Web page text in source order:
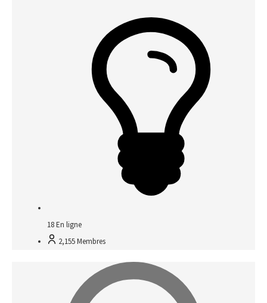
18En ligne
2,155Membres